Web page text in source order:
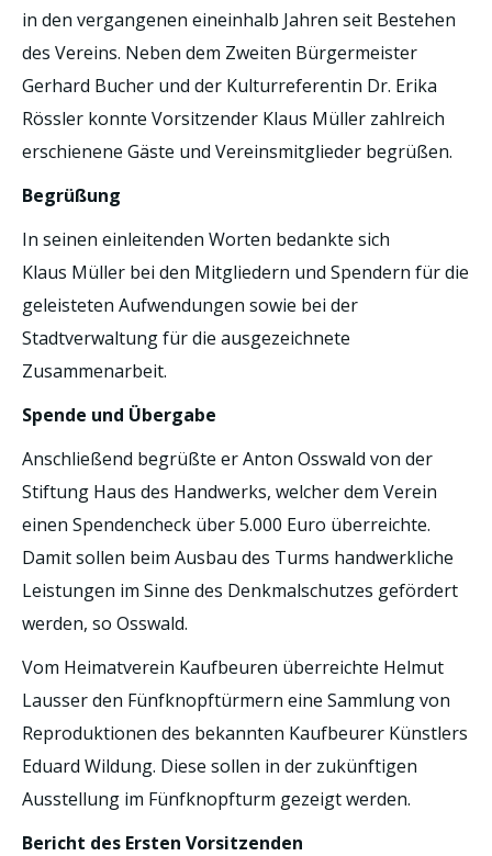
in den vergangenen eineinhalb Jahren seit Bestehen
des Vereins. Neben dem Zweiten Bürgermeister
Gerhard Bucher und der Kulturreferentin Dr. Erika
Rössler konnte Vorsitzender Klaus Müller zahlreich
erschienene Gäste und Vereinsmitglieder begrüßen.
Begrüßung
In seinen einleitenden Worten bedankte sich
Klaus Müller bei den Mitgliedern und Spendern für die
geleisteten Aufwendungen sowie bei der
Stadtverwaltung für die ausgezeichnete
Zusammenarbeit.
Spende und Übergabe
Anschließend begrüßte er Anton Osswald von der
Stiftung Haus des Handwerks, welcher dem Verein
einen Spendencheck über 5.000 Euro überreichte.
Damit sollen beim Ausbau des Turms handwerkliche
Leistungen im Sinne des Denkmalschutzes gefördert
werden, so Osswald.
Vom Heimatverein Kaufbeuren überreichte Helmut
Lausser den Fünfknopftürmern eine Sammlung von
Reproduktionen des bekannten Kaufbeurer Künstlers
Eduard Wildung. Diese sollen in der zukünftigen
Ausstellung im Fünfknopfturm gezeigt werden.
Bericht des Ersten Vorsitzenden